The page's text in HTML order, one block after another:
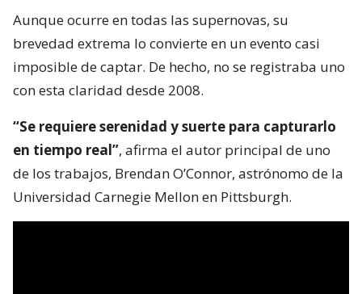
Aunque ocurre en todas las supernovas, su
brevedad extrema lo convierte en un evento casi
imposible de captar. De hecho, no se registraba uno
con esta claridad desde 2008.
“Se requiere serenidad y suerte para capturarlo
en tiempo real”, afirma el autor principal de uno
de los trabajos, Brendan O’Connor, astrónomo de la
Universidad Carnegie Mellon en Pittsburgh.